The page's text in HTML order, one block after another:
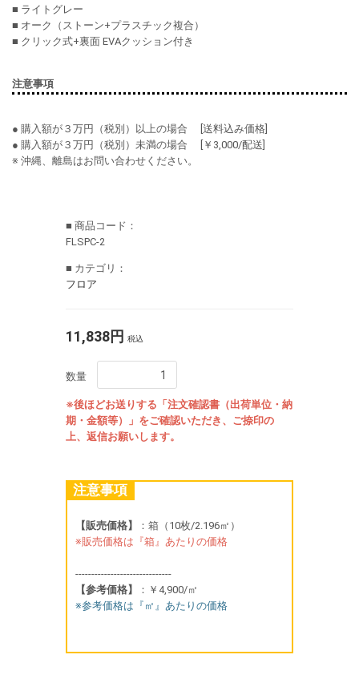
■ ライトグレー
■ オーク（ストーン+プラスチック複合）
■ クリック式+裏面 EVAクッション付き
注意事項
● 購入額が３万円（税別）以上の場合 [送料込み価格]
● 購入額が３万円（税別）未満の場合 [￥3,000/配送]
※ 沖縄、離島はお問い合わせください。
■ 商品コード：
FLSPC-2
■ カテゴリ：
フロア
11,838円 税込
数量
※後ほどお送りする「注文確認書（出荷単位・納
期・金額等）」をご確認いただき、ご捺印の
上、返信お願いします。
注意事項
【販売価格】
：箱（10枚/2.196㎡）
※販売価格は『箱』あたりの価格
------------------------------
【参考価格】
：￥4,900/㎡
※参考価格は『㎡』あたりの価格